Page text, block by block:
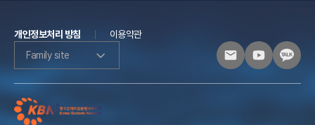
개인정보처리 방침
이용약관
Family site